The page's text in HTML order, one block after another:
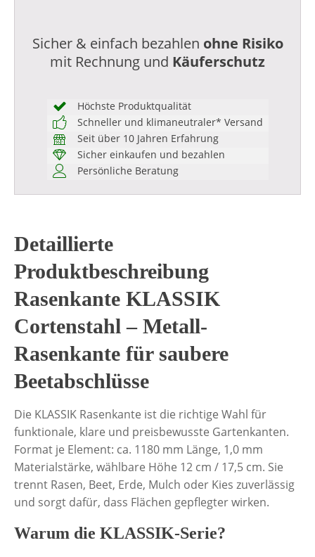
Sicher & einfach bezahlen ohne Risiko
mit Rechnung und Käuferschutz
Höchste Produktqualität
Schneller und klimaneutraler* Versand
Seit über 10 Jahren Erfahrung
Sicher einkaufen und bezahlen
Persönliche Beratung
Detaillierte
Produktbeschreibung
Rasenkante KLASSIK
Cortenstahl – Metall-
Rasenkante für saubere
Beetabschlüsse
Die KLASSIK Rasenkante ist die richtige Wahl für
funktionale, klare und preisbewusste Gartenkanten.
Format je Element: ca. 1180 mm Länge, 1,0 mm
Materialstärke, wählbare Höhe 12 cm / 17,5 cm. Sie
trennt Rasen, Beet, Erde, Mulch oder Kies zuverlässig
und sorgt dafür, dass Flächen gepflegter wirken.
Warum die KLASSIK-Serie?